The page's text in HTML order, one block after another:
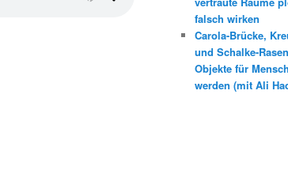
falsch wirken
Carola-Brücke,
und Schalke-
Objekte für
werden (mit Ali